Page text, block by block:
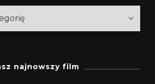
najnowszy film